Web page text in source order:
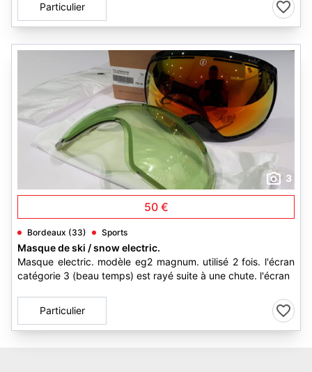
Particulier
3
50 €
Bordeaux (33) Sports
Masque de ski / snow electric.
Masque electric. modèle eg2 magnum. utilisé 2 fois. l'écran
catégorie 3 (beau temps) est rayé suite à une chute. l'écran
Particulier